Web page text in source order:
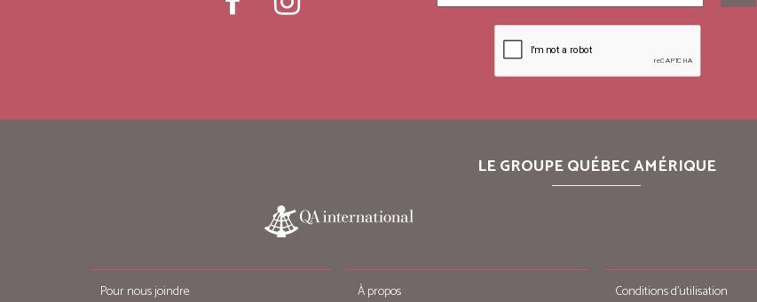
LE GROUPE QUÉBEC AMÉRIQUE
Pour nous joindre
À propos
Conditions d’utilisation